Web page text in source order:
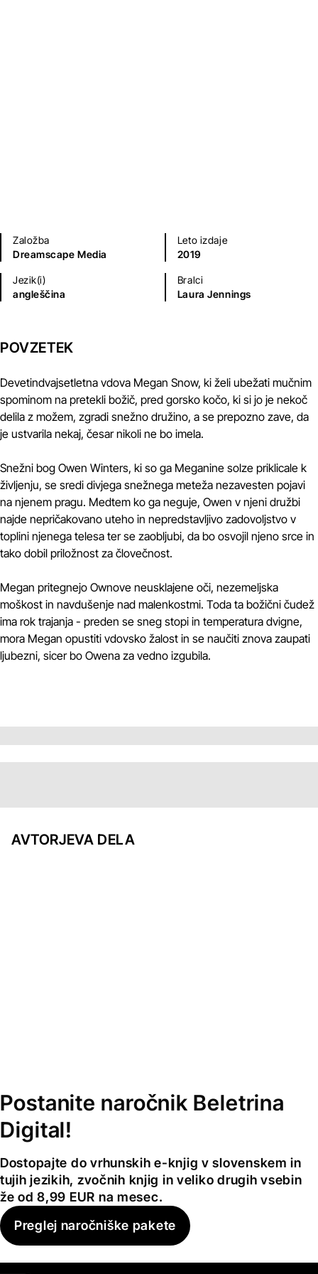
Založba
Dreamscape Media
Leto izdaje
2019
Jezik(i)
angleščina
Bralci
Laura Jennings
POVZETEK
Devetindvajsetletna vdova Megan Snow, ki želi ubežati mučnim
spominom na pretekli božič, pred gorsko kočo, ki si jo je nekoč
delila z možem, zgradi snežno družino, a se prepozno zave, da
je ustvarila nekaj, česar nikoli ne bo imela.
Snežni bog Owen Winters, ki so ga Meganine solze priklicale k
življenju, se sredi divjega snežnega meteža nezavesten pojavi
na njenem pragu. Medtem ko ga neguje, Owen v njeni družbi
najde nepričakovano uteho in nepredstavljivo zadovoljstvo v
toplini njenega telesa ter se zaobljubi, da bo osvojil njeno srce in
tako dobil priložnost za človečnost.
Megan pritegnejo Ownove neusklajene oči, nezemeljska
moškost in navdušenje nad malenkostmi. Toda ta božični čudež
ima rok trajanja - preden se sneg stopi in temperatura dvigne,
mora Megan opustiti vdovsko žalost in se naučiti znova zaupati
ljubezni, sicer bo Owena za vedno izgubila.
AVTORJEVA DELA
Postanite naročnik Beletrina
Digital!
Dostopajte do vrhunskih e-knjig v slovenskem in
tujih jezikih, zvočnih knjig in veliko drugih vsebin
že od 8,99 EUR na mesec.
Preglej naročniške pakete